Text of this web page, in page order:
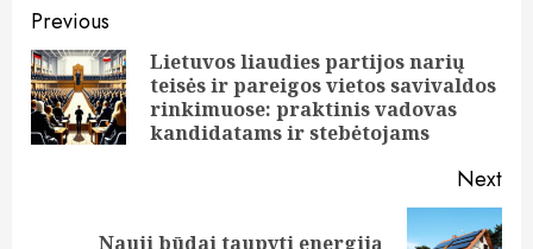
Post
navigation
Previous
Lietuvos liaudies partijos narių
teisės ir pareigos vietos savivaldos
rinkimuose: praktinis vadovas
kandidatams ir stebėtojams
Next
Nauji būdai taupyti energiją